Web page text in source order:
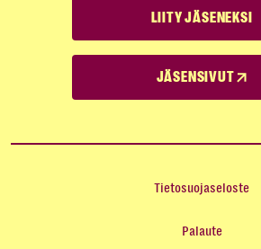
LIITY JÄSENEKSI
JÄSENSIVUT
Tietosuojaseloste
Palaute